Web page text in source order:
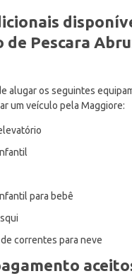
Pescara
alugar os seguintes
um veículo pela Maggiore:
para bebê
correntes para neve